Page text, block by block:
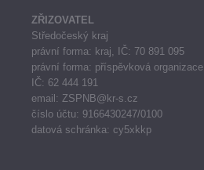
ZŘIZOVATEL
Středočeský kraj
právní forma: kraj, IČ: 70 891 095
právní forma: příspěvková organizace
IČ: 62 444 191
email: ZSPNB@kr-s.cz
číslo účtu: 9166430247/0100
datová schránka: cy5xkkp